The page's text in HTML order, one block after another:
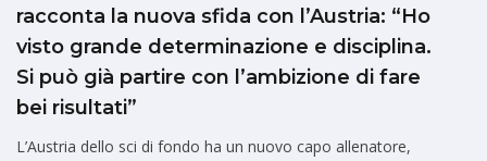
racconta la nuova sfida con l’Austria: “Ho
visto grande determinazione e disciplina.
Si può già partire con l’ambizione di fare
bei risultati”
L’Austria dello sci di fondo ha un nuovo capo allenatore,